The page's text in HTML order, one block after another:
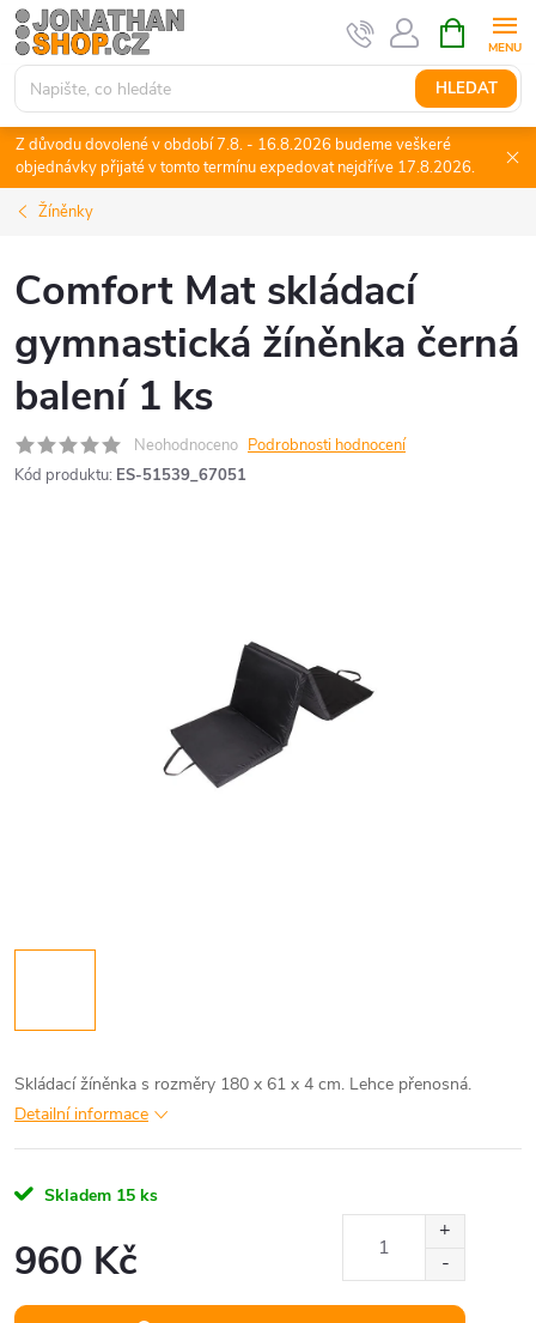
Přejít
na
obsah
HLEDAT
NÁKUPNÍ
KOŠÍK
Z důvodu dovolené v období 7.8. - 16.8.2026 budeme veškeré
objednávky přijaté v tomto termínu expedovat nejdříve 17.8.2026.
Žíněnky
Comfort Mat skládací
gymnastická žíněnka černá
balení 1 ks
Neohodnoceno Podrobnosti hodnocení
Kód produktu: ES-51539_67051
Skládací žíněnka s rozměry 180 x 61 x 4 cm. Lehce přenosná.
Detailní informace
Skladem 15 ks
960 Kč